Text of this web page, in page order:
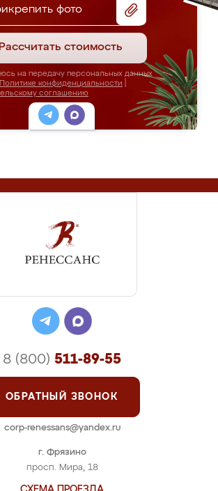
фото
Рассчитать стоимость
на передачу персональных данных
Политике конфиденциальности
соглашению
г. Фрязино
просп. Мира, 18
8 (800) 511-89-55
ОБРАТНЫЙ ЗВОНОК
corp-renessans@yandex.ru